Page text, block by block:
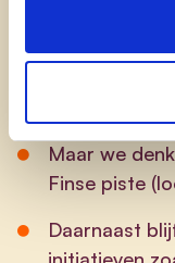
Concreet
het
Maar we
Finse piste
Daarnaast